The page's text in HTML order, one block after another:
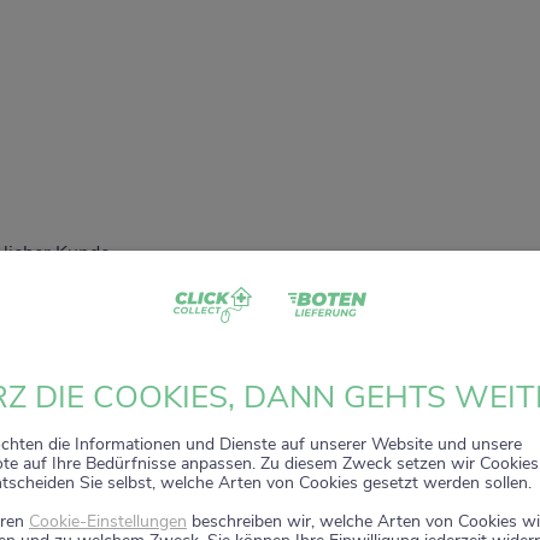
Kunde,
Sie unser digitales
ZACK+DA!
sehr gefreut, Sie auf diesem Weg begleiten zu dürfen.
wird zum 15. Januar 2026 eingestellt.
2026 stehen die Online-Bestellmöglichkeiten und
mehr zur Verfügung.
weiterhin persönlich für Sie da. Direkt vor Ort in Ihrer
wie gewohnt kompetente Beratung, attraktive Angebote
DIE COOKIES, DANN GEHTS
die Informationen und Dienste auf unserer Website und unsere
auf Ihre Bedürfnisse anpassen. Zu diesem Zweck setzen wir
Sie selbst, welche Arten von Cookies gesetzt werden sollen.
Cookie-Einstellungen beschreiben wir, welche Arten von Cookies